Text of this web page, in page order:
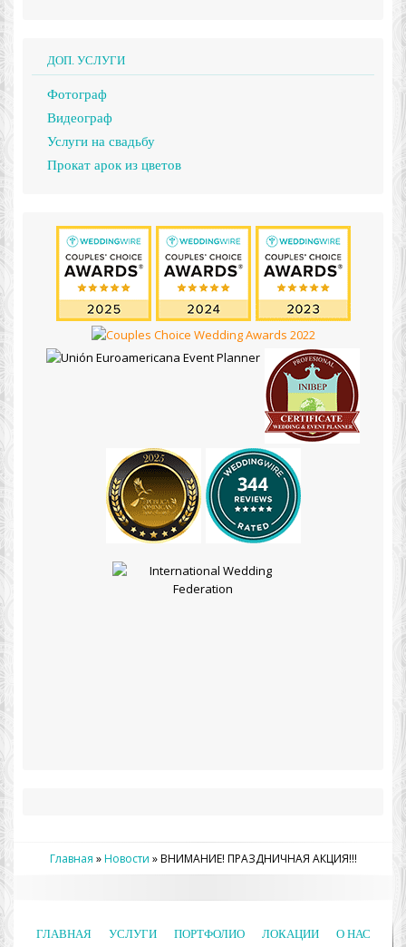
ДОП. УСЛУГИ
Фотограф
Видеограф
Услуги на свадьбу
Прокат арок из цветов
Главная »Новости »ВНИМАНИЕ! ПРАЗДНИЧНАЯ АКЦИЯ!!!
ГЛАВНАЯ УСЛУГИ ПОРТФОЛИО ЛОКАЦИИ О НАС